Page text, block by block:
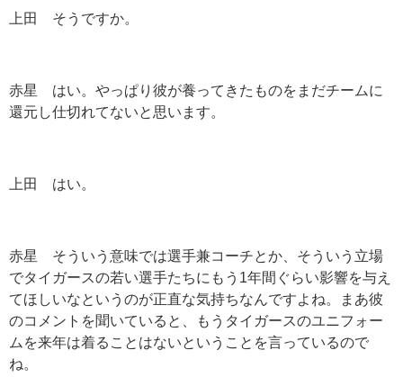
上田 そうですか。
赤星 はい。やっぱり彼が養ってきたものをまだチームに
還元し仕切れてないと思います。
上田 はい。
赤星 そういう意味では選手兼コーチとか、そういう立場
でタイガースの若い選手たちにもう 1 年間ぐらい影響を与え
てほしいなというのが正直な気持ちなんですよね。まあ彼
のコメントを聞いていると、もうタイガースのユニフォー
ムを来年は着ることはないということを言っているので
ね。